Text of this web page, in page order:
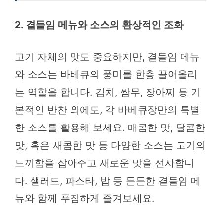
2. 곁들임 메뉴와 소스의 환상적인 조화
고기 자체의 맛도 중요하지만, 곁들임 메뉴
와 소스는 바베큐의 풍미를 한층 끌어올리
는 역할을 합니다. 김치, 쌈무, 장아찌 등 기
본적인 반찬 외에도, 각 바베큐장만의 특별
한 소스를 활용해 보세요. 매콤한 맛, 달콤한
맛, 혹은 새콤한 맛 등 다양한 소스는 고기의
느끼함을 잡아주고 새로운 맛을 선사합니
다. 샐러드, 파스타, 밥 등 든든한 곁들임 메
뉴와 함께 푸짐하게 즐겨보세요.